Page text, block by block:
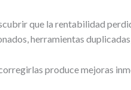
que la rentabilidad
herramientas
produce mejoras